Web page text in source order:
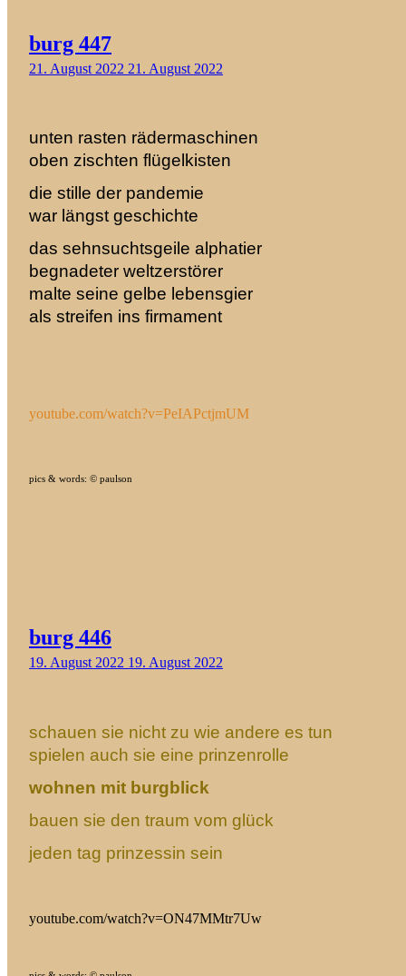
burg 447
21. August 2022 21. August 2022
unten rasten rädermaschinen
oben zischten flügelkisten
die stille der pandemie
war längst geschichte
das sehnsuchtsgeile alphatier
begnadeter weltzerstörer
malte seine gelbe lebensgier
als streifen ins firmament
youtube.com/watch?v=PeIAPctjmUM
pics & words: © paulson
burg 446
19. August 2022 19. August 2022
schauen sie nicht zu wie andere es tun
spielen auch sie eine prinzenrolle
wohnen mit burgblick
bauen sie den traum vom glück
jeden tag prinzessin sein
youtube.com/watch?v=ON47MMtr7Uw